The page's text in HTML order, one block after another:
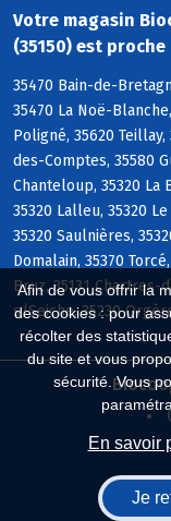
Afin de vous offrir la
des cookies : pour
récolter des
du site et vous
sécurité. Vous
En savoir
Je
Votre magasin
(35150) est proche
35470 Bain-de-
35470 La Noë-
Poligné, 35620
des-Comptes, 35580
Chanteloup, 35320 La
35320 Lalleu, 35320
35320 Saulnières,
Domalain, 35370
Bruz, 35131
s/Seiche, 35230